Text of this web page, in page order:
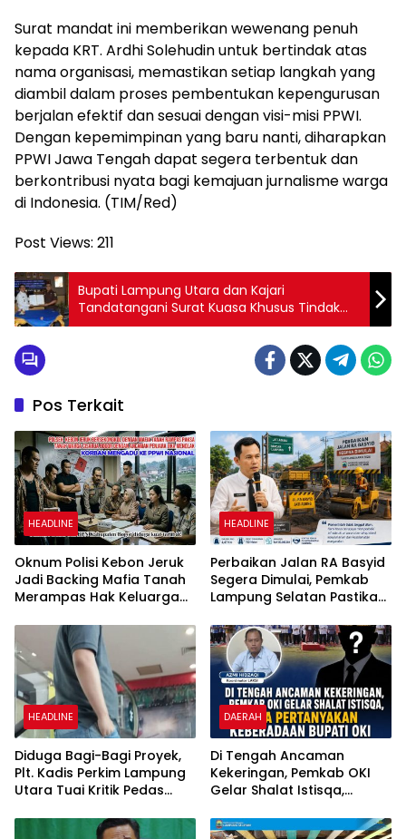
Surat mandat ini memberikan wewenang penuh
kepada KRT. Ardhi Solehudin untuk bertindak atas
nama organisasi, memastikan setiap langkah yang
diambil dalam proses pembentukan kepengurusan
berjalan efektif dan sesuai dengan visi-misi PPWI.
Dengan kepemimpinan yang baru nanti, diharapkan
PPWI Jawa Tengah dapat segera terbentuk dan
berkontribusi nyata bagi kemajuan jurnalisme warga
di Indonesia. (TIM/Red)
Post Views: 211
Bupati Lampung Utara dan Kajari
Tandatangani Surat Kuasa Khusus Tindak
Lanjut LHP BPK RI
Pos Terkait
HEADLINE
Oknum Polisi Kebon Jeruk
Jadi Backing Mafia Tanah
Merampas Hak Keluarga
Sutarman
HEADLINE
Perbaikan Jalan RA Basyid
Segera Dimulai, Pemkab
Lampung Selatan Pastikan
Aman dan Nyaman
HEADLINE
Diduga Bagi-Bagi Proyek,
Plt. Kadis Perkim Lampung
Utara Tuai Kritik Pedas
DAERAH
Di Tengah Ancaman
Kekeringan, Pemkab OKI
Gelar Shalat Istisqa,
Keberadaan Bupati OKI